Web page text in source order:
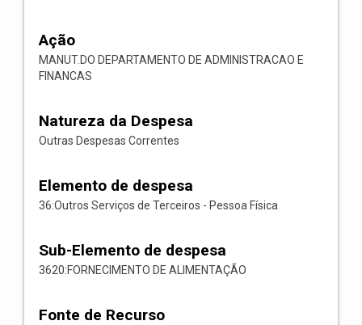
Ação
MANUT.DO DEPARTAMENTO DE ADMINISTRACAO E
FINANCAS
Natureza da Despesa
Outras Despesas Correntes
Elemento de despesa
36:Outros Serviços de Terceiros - Pessoa Física
Sub-Elemento de despesa
3620:FORNECIMENTO DE ALIMENTAÇÃO
Fonte de Recurso